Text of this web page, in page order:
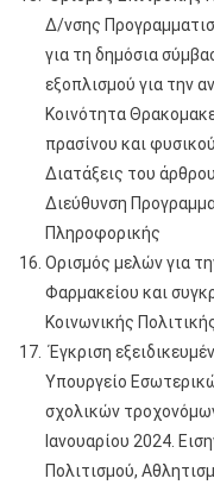
Δ/νσης
για τη δημόσια
εξοπλισμού για την
Κοινότητα
πρασίνου και
Διατάξεις του
Διεύθυνση
Πληροφορικής
Ορισμός μελών για
Φαρμακείου και
Κοινωνικής
Έγκριση
Υπουργείο
σχολικών
Ιανουαρίου 2024.
Πολιτισμού,